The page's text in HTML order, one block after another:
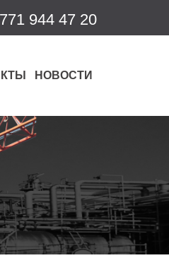
771 944 47 20
НОВОСТИ